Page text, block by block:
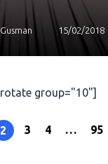
15/02/2018
group="10"]
2 3 4 … 95